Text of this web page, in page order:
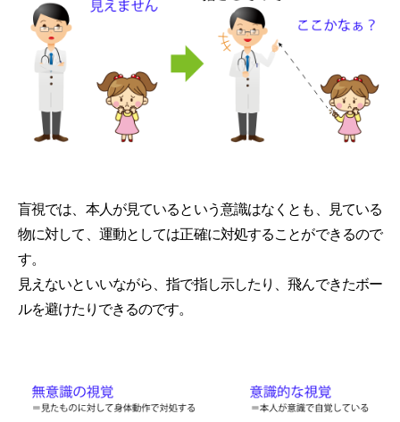
盲視では、本人が見ているという意識はなくとも、見ている
物に対して、運動としては正確に対処することができるので
す。
見えないといいながら、指で指し示したり、飛んできたボー
ルを避けたりできるのです。